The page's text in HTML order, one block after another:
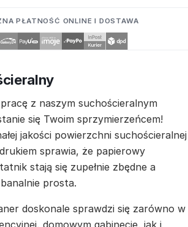
PŁATNOŚĆ ONLINE I DOSTAWA
z naszym suchościeralnym
się Twoim sprzymierzeńcem!
jakości powierzchni suchościeralnej
sprawia, że papierowy
stają się zupełnie zbędne a
prosta.
doskonale sprawdzi się zarówno w
domowym gabinecie, jak i